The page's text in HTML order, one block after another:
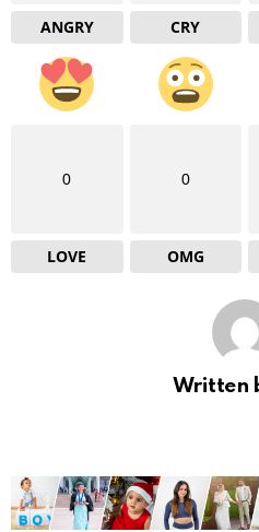
ANGRY CRY
0
LOVE
0
OMG
Written